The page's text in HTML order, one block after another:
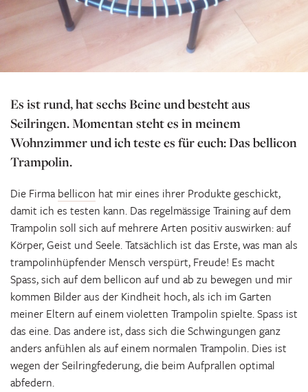
Es ist rund, hat sechs Beine und besteht aus
Seilringen. Momentan steht es in meinem
Wohnzimmer und ich teste es für euch: Das bellicon
Trampolin.
Die Firma bellicon hat mir eines ihrer Produkte geschickt,
damit ich es testen kann. Das regelmässige Training auf dem
Trampolin soll sich auf mehrere Arten positiv auswirken: auf
Körper, Geist und Seele. Tatsächlich ist das Erste, was man als
trampolinhüpfender Mensch verspürt, Freude! Es macht
Spass, sich auf dem bellicon auf und ab zu bewegen und mir
kommen Bilder aus der Kindheit hoch, als ich im Garten
meiner Eltern auf einem violetten Trampolin spielte. Spass ist
das eine. Das andere ist, dass sich die Schwingungen ganz
anders anfühlen als auf einem normalen Trampolin. Dies ist
wegen der Seilringfederung, die beim Aufprallen optimal
abfedern.